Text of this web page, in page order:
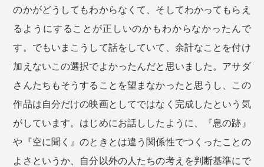
のかがどうしてもわからなくて、そしてわかってもらえ
るようにすることが正しいのかもわからなかったんで
す。でもいまこうして話をしていて、余計なことを付け
加えないこの選択でよかったんだと思いました。アサダ
さんたちもそうすることを望まなかったと思うし、この
作品は自分だけの映画としてではなく完成したという気
がしています。はじめにお話ししたように、『息の跡』
や『空に聞く』のときとは違う関係性でつくったことの
よさというか、自分以外の人たちの考えを判断基準にで